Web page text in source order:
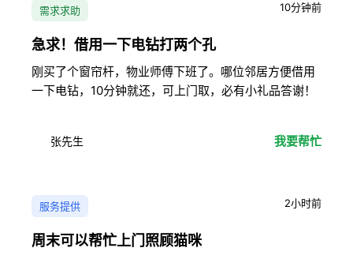
需求求助 10分钟前
急求！借用一下电钻打两个孔
刚买了个窗帘杆，物业师傅下班了。哪位邻居方便借用
一下电钻，10分钟就还，可上门取，必有小礼品答谢！
张先生 我要帮忙
服务提供 2小时前
周末可以帮忙上门照顾猫咪